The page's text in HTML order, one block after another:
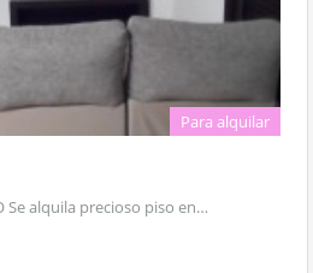
Para alquilar
Se alquila precioso piso en…